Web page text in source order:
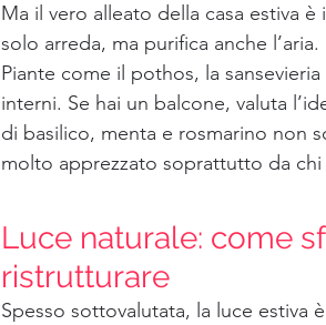
Ma il vero alleato della casa estiva
solo arreda, ma purifica anche l’aria.
Piante come il pothos, la
interni. Se hai un balcone, valuta
di basilico, menta e rosmarino non
molto apprezzato soprattutto da chi
Luce naturale: come
ristrutturare
Spesso sottovalutata, la luce estiva